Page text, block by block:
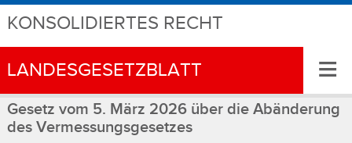
KONSOLIDIERTES RECHT
LANDESGESETZBLATT ≡
Gesetz vom 5. März 2026 über die Abänderung
des Vermessungsgesetzes